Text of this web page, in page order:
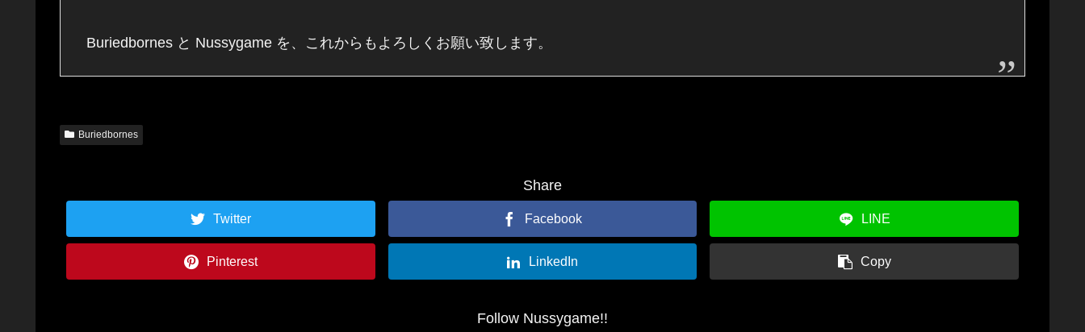
Buriedbornes と Nussygame を、これからもよろしくお願い致します。
Buriedbornes
Share
Twitter Facebook LINE
Pinterest LinkedIn Copy
Follow Nussygame!!